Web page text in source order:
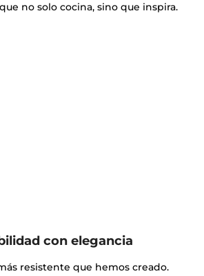
no solo cocina, sino que inspira.
con elegancia
resistente que hemos creado.